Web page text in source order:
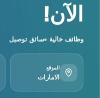
الآن!
وظائف خالية سائق توصيل
الموقع
الامارات